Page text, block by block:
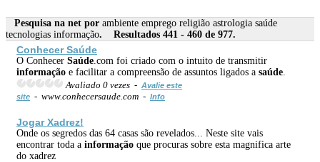
Pesquisa na net por ambiente emprego religião astrologia saúde
tecnologias informação. Resultados 441 - 460 de 977.
ConhecerSaúde
O Conhecer Saúde .com foi criado com o intuito de transmitir
informação e facilitar a compreensão de assuntos ligados a saúde
Avaliado 0 vezes - Avalie este
site - www.conhecersaude.com - Info
Jogar Xadrez!
Onde os segredos das 64 casas são revelados... Neste site vais
encontrar toda a informação que procuras sobre esta magnifica arte
do xadrez